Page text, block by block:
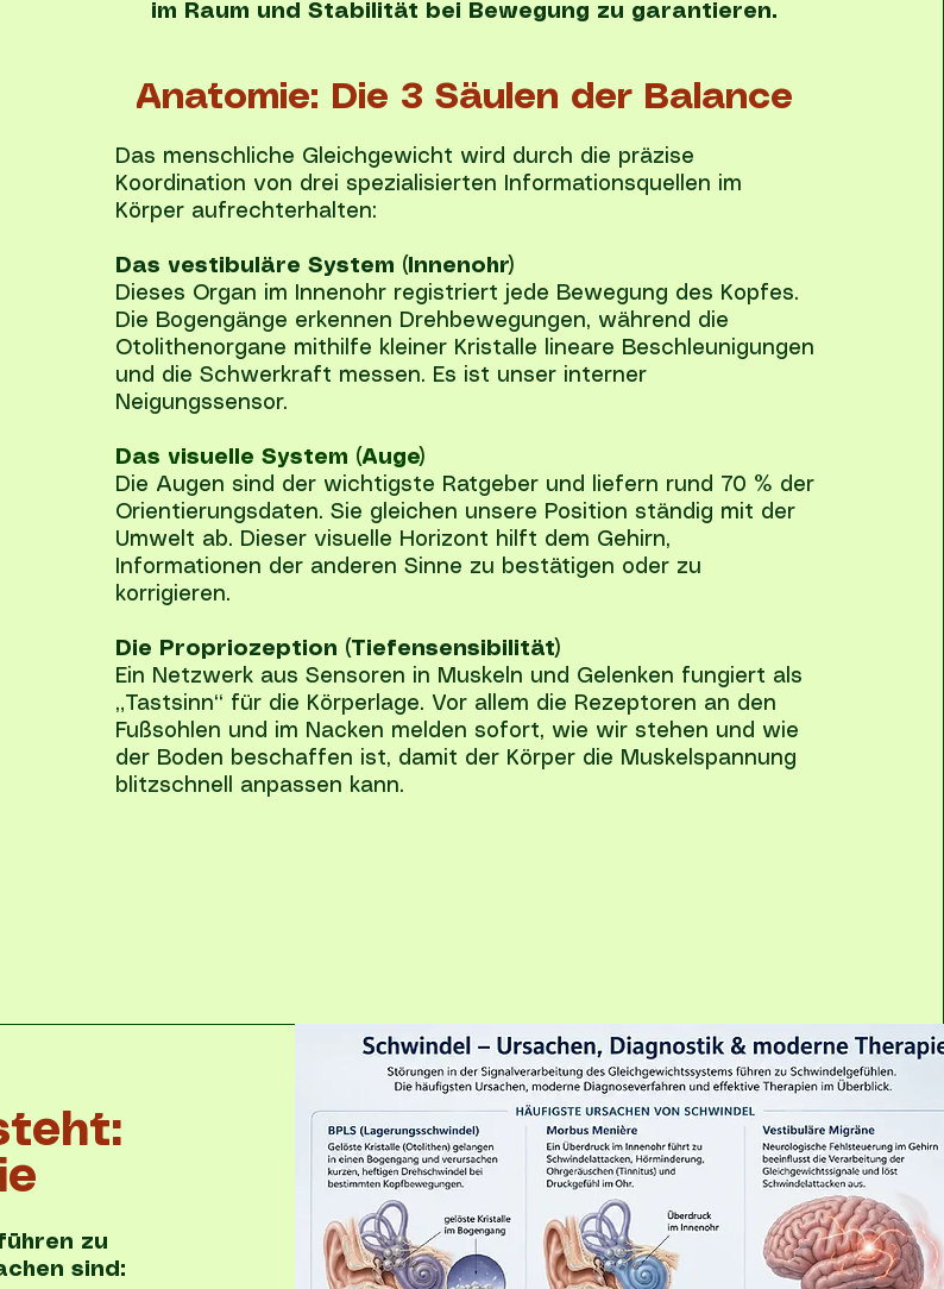
im Raum und Stabilität bei Bewegung zu garantieren.
Anatomie: Die 3 Säulen der Balance
Das menschliche Gleichgewicht wird durch die präzise
Koordination von drei spezialisierten Informationsquellen im
Körper aufrechterhalten:
Das vestibuläre System (Innenohr)
Dieses Organ im Innenohr registriert jede Bewegung des Kopfes.
Die Bogengänge erkennen Drehbewegungen, während die
Otolithenorgane mithilfe kleiner Kristalle lineare Beschleunigungen
und die Schwerkraft messen. Es ist unser interner
Neigungssensor.
Das visuelle System (Auge)
Die Augen sind der wichtigste Ratgeber und liefern rund 70 % der
Orientierungsdaten. Sie gleichen unsere Position ständig mit der
Umwelt ab. Dieser visuelle Horizont hilft dem Gehirn,
Informationen der anderen Sinne zu bestätigen oder zu
korrigieren.
Die Propriozeption (Tiefensensibilität)
Ein Netzwerk aus Sensoren in Muskeln und Gelenken fungiert als
„Tastsinn“ für die Körperlage. Vor allem die Rezeptoren an den
Fußsohlen und im Nacken melden sofort, wie wir stehen und wie
der Boden beschaffen ist, damit der Körper die Muskelspannung
blitzschnell anpassen kann.
zu
sind: